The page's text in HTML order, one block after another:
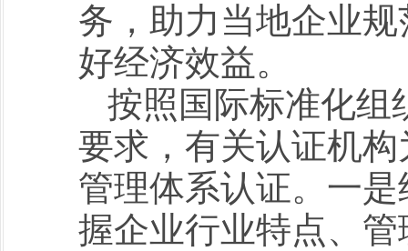
务，助力当地企业
好经济效益。
按照国际标准化组
要求，有关认证机
管理体系认证。一
握企业行业特点、